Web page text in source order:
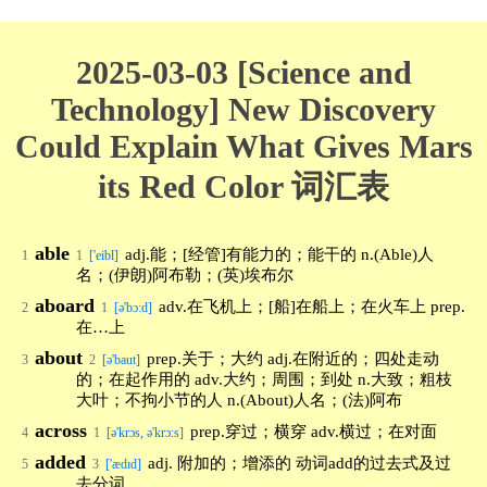
2025-03-03 [Science and
Technology] New Discovery
Could Explain What Gives Mars
its Red Color 词汇表
1 able 1 ['eibl] adj.能；[经管]有能力的；能干的 n.(Able)人
名；(伊朗)阿布勒；(英)埃布尔
2 aboard 1 [ə'bɔ:d] adv.在飞机上；[船]在船上；在火车上 prep.
在…上
3 about 2 [ə'baut] prep.关于；大约 adj.在附近的；四处走动
的；在起作用的 adv.大约；周围；到处 n.大致；粗枝
大叶；不拘小节的人 n.(About)人名；(法)阿布
4 across 1 [ə'krɔs, ə'krɔ:s] prep.穿过；横穿 adv.横过；在对面
5 added 3 ['ædɪd] adj. 附加的；增添的 动词add的过去式及过